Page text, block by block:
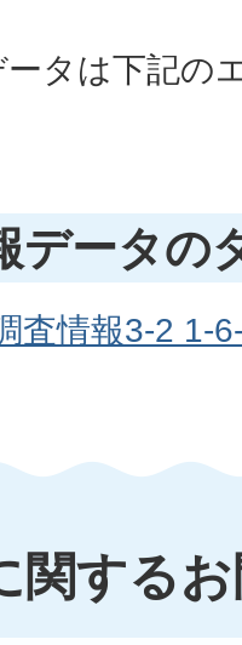
ータは下記の
データの
査情報3-2 1-
関する